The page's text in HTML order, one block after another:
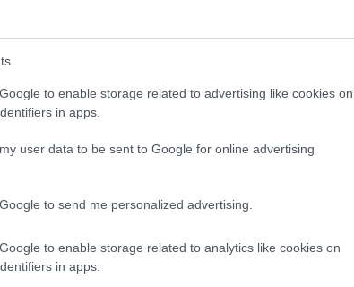
to enable storage related to advertising like cookies on
in apps.
user data to be sent to Google for online advertising
to send me personalized advertising.
to enable storage related to analytics like cookies on
in apps.
aktív csapatfőnök, hiszen 2005-ben
rendelkezik azzal, hogy 2013-ban